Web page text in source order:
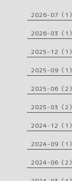
2026-07（1）
2026-03（1）
2025-12（1）
2025-09（1）
2025-06（2）
2025-03（2）
2024-12（1）
2024-09（1）
2024-06（2）